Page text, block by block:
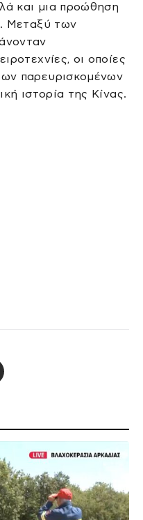
και μια προώθηση
Μεταξύ των
οι οποίες
παρευρισκομένων
ιστορία της Κίνας.